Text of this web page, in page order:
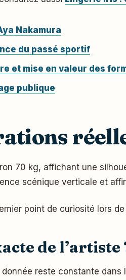
Nakamura
du passé sportif
et mise en valeur des
publique
70 kg, affichant une
scénique verticale et
point de curiosité lors
de l’artiste
donnée reste constante dans